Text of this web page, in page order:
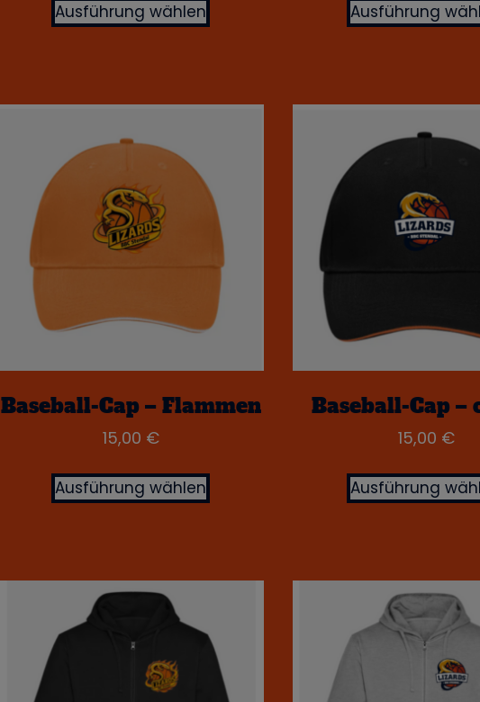
Ausführung wählen Ausführung
Baseball-Cap – Flammen
15,00 €
Ausführung wählen
Baseball-Cap –
15,00 €
Ausführung